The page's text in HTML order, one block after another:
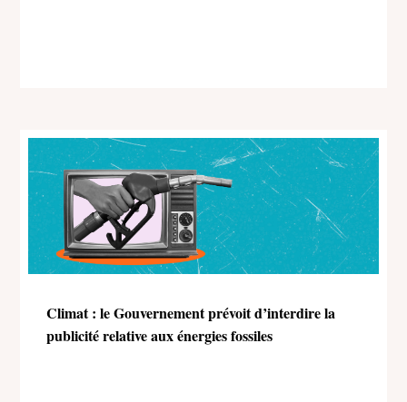
Climat : le Gouvernement prévoit d’interdire la
publicité relative aux énergies fossiles